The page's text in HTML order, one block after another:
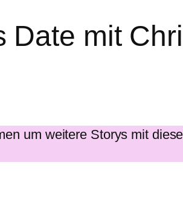
Date mit
um weitere Storys mit